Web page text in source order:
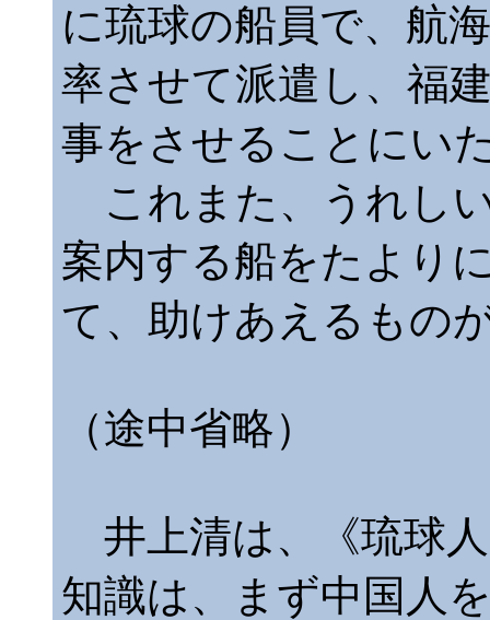
に琉球の船員で、航
率させて派遣し、福
事をさせることにい
これまた、うれし
案内する船をたより
て、助けあえるもの
（途中省略）
井上清は、《琉球
知識は、まず中国人